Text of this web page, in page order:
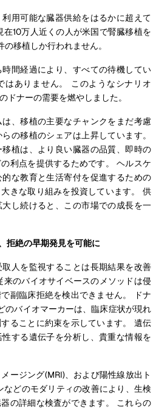
用可能な臓器供給をはるかに超えて
10万人近くの人が米国で腎臓移植を
移植しか行われません。
間経過により、すべての待機してい
はありません。 このようなシナリオ
ドナーの需要を燃やしました。
、移植の主要なチャンクをまだ考慮
の移植のシェアは上昇しています。
植は、より良い臓器の品質、即時の
利点を提供するためです。 ヘルスケ
な教育と生活寄付を促進するための
きな取り組みを投資しています。 供
し続けると、この市場での成長を一
拒絶の早期発見を可能に
人を監視することは長期結果を改善
のバイオサイベースのメソッドは侵
副臨床拒絶を検出できません。 ドナ
のバイオマーカーは、臨床症状が現れ
ることに約束を示しています。 遺伝
する遺伝子を分析し、貴重な情報を
ージング(MRI)、および陽性線放出ト
などのモダリティの改善により、生検
の詳細な検査ができます。 これらの